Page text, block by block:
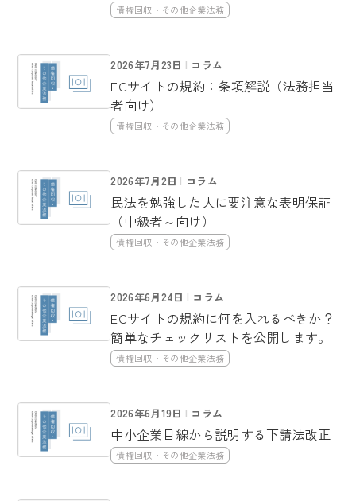
債権回収・その他企業法務
2026年7月23日 コラム
ECサイトの規約：条項解説（法務担当
者向け）
債権回収・その他企業法務
2026年7月2日 コラム
民法を勉強した人に要注意な表明保証
（中級者～向け）
債権回収・その他企業法務
2026年6月24日 コラム
ECサイトの規約に何を入れるべきか？
簡単なチェックリストを公開します。
債権回収・その他企業法務
2026年6月19日 コラム
中小企業目線から説明する下請法改正
債権回収・その他企業法務